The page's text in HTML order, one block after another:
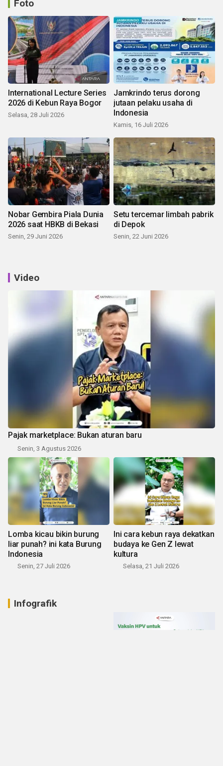
Foto
International Lecture Series
2026 di Kebun Raya Bogor
Selasa, 28 Juli 2026
Jamkrindo terus dorong
jutaan pelaku usaha di
Indonesia
Kamis, 16 Juli 2026
Nobar Gembira Piala Dunia
2026 saat HBKB di Bekasi
Senin, 29 Juni 2026
Setu tercemar limbah pabrik
di Depok
Senin, 22 Juni 2026
Video
Pajak marketplace: Bukan aturan baru
Senin, 3 Agustus 2026
Lomba kicau bikin burung
liar punah? ini kata Burung
Indonesia
Senin, 27 Juli 2026
Ini cara kebun raya dekatkan
budaya ke Gen Z lewat
kultura
Selasa, 21 Juli 2026
Infografik